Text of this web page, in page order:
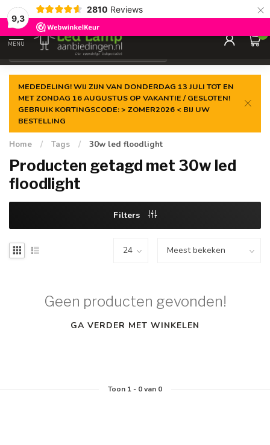
9,3
2810 Reviews ×
Gegarandeerde delaagste prijs
MENU
0
MEDEDELING! WIJ ZIJN VAN DONDERDAG 13 JULI TOT EN
MET ZONDAG 16 AUGUSTUS OP VAKANTIE / GESLOTEN!
GEBRUIK KORTINGSCODE: > ZOMER2026 < BIJ UW
BESTELLING
Home / Tags / 30w led floodlight
Producten getagd met 30w led
floodlight
Filters
Geen producten gevonden!
GA VERDER MET WINKELEN
Toon 1- 0van 0